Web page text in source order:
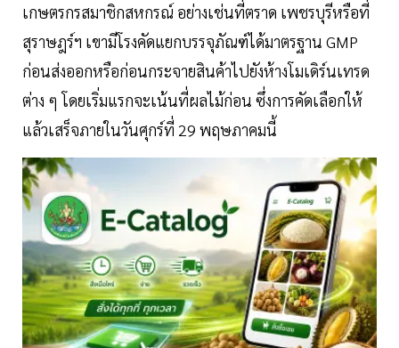
เกษตรกรสมาชิกสหกรณ์ อย่างเช่นที่ตราด เพชรบุรีหรือที่
สุราษฎร์ฯ เขามีโรงคัดแยกบรรจุภัณฑ์ได้มาตรฐาน GMP
ก่อนส่งออกหรือก่อนกระจายสินค้าไปยังห้างโมเดิร์นเทรด
ต่าง ๆ โดยเริ่มแรกจะเน้นที่ผลไม้ก่อน ซึ่งการคัดเลือกให้
แล้วเสร็จภายในวันศุกร์ที่ 29 พฤษภาคมนี้